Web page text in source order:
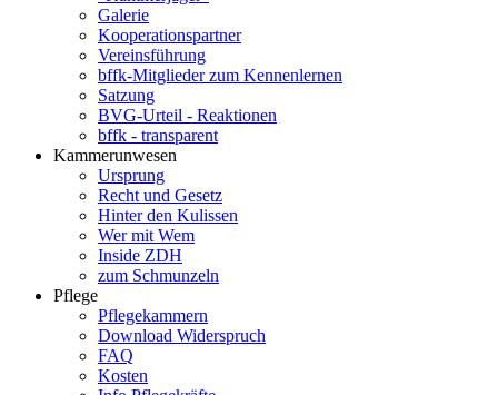
Galerie
Kooperationspartner
Vereinsführung
bffk-Mitglieder zum Kennenlernen
Satzung
BVG-Urteil - Reaktionen
bffk - transparent
Kammerunwesen
Ursprung
Recht und Gesetz
Hinter den Kulissen
Wer mit Wem
Inside ZDH
zum Schmunzeln
Pflege
Pflegekammern
Download Widerspruch
FAQ
Kosten